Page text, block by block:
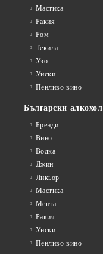
Мастика
Ракия
Ром
Текила
Узо
Уиски
Пенливо вино
Български алкохол
Бренди
Вино
Водка
Джин
Ликьор
Мастика
Мента
Ракия
Уиски
Пенливо вино